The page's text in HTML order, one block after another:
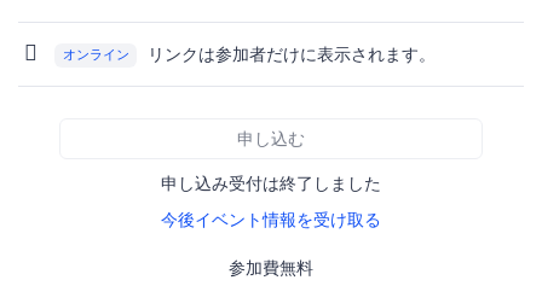
オンライン リンクは参加者だけに表示されます。
申し込む
申し込み受付は終了しました
今後イベント情報を受け取る
参加費無料